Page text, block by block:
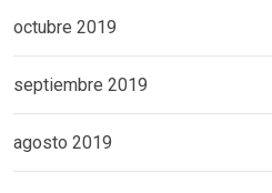
octubre 2019
septiembre 2019
agosto 2019